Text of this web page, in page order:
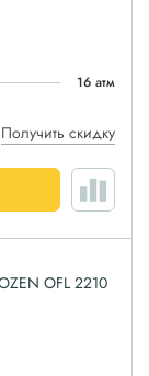
16 атм
Получить скидку
OFL 2210